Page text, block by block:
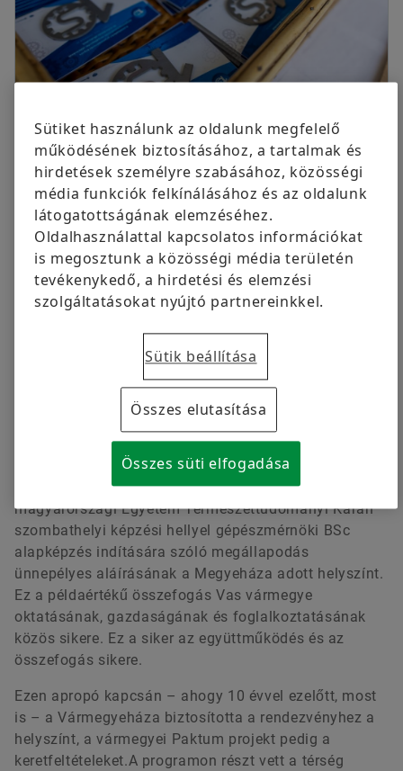
Cégcsoport
Digitális termékek
Márkavédelem
Kommunikációért felelős kapcsolattartó
Schaeffler Savaria Kft., Szombathely
+3694 588 219
sule.tamara.nikolett@schaeffler.com
Megrendelés most
2023.11.25 | Szombathely
A szombathelyi gépészmérnöki képzés
megteremtéséről szóló megállapodás
aláírásának 10. évfordulója alkalmából
szervezett rendezvényt Vas Vármegye
Önkormányzata és ELTE IK Savaria Műszaki
10 évvel ezelőtt Vas megye meghatározó szereplői -
köztük vállalatunk is - példaértékű együttműködést
kötöttek annak érdekében, hogy közös
vállalkozások fejlődésének és a munkahelyteremtés
előfeltételeként is, a helyi duális gépészmérnöki
képzést elindítják. 2013-ban az akkori Nyugat-
magyarországi Egyetem Természettudományi Karán
szombathelyi képzési hellyel gépészmérnöki BSc
alapképzés indítására szóló megállapodás
ünnepélyes aláírásának a Megyeháza adott helyszínt.
Ez a példaértékű összefogás Vas vármegye
oktatásának, gazdaságának és foglalkoztatásának
közös sikere. Ez a siker az együttműködés és az
összefogás sikere.
Ezen apropó kapcsán – ahogy 10 évvel ezelőtt, most
is – a Vármegyeháza biztosította a rendezvényhez a
helyszínt, a vármegyei Paktum projekt pedig a
keretfeltételeket.A programon részt vett a térség
Sütiket használunk az oldalunk megfelelő
működésének biztosításához, a tartalmak és
hirdetések személyre szabásához, közösségi
média funkciók felkínálásához és az oldalunk
látogatottságának elemzéséhez.
Oldalhasználattal kapcsolatos információkat
is megosztunk a közösségi média területén
tevékenykedő, a hirdetési és elemzési
szolgáltatásokat nyújtó partnereinkkel.
Sütik beállítása
Összes elutasítása
Összes süti elfogadása